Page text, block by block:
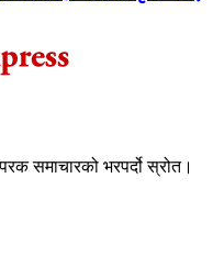
समाचारको भरपर्दो स्रोत।